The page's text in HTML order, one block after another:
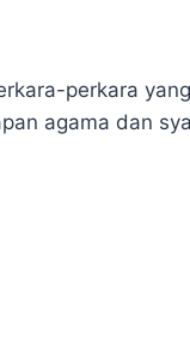
perkara
agama dan